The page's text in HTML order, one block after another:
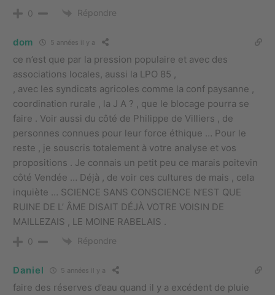
0 Répondre
dom 5 années il y a
ce n’est que par la pression populaire et avec des
associations locales, aussi la LPO 85 ,
, avec les syndicats agricoles comme la conf paysanne ,
coordination rurale , la J A ? , que le blocage pourra se
faire . Voir aussi du côté de Philippe de Villiers , de
personnes connues pour leur force éthique … Pour le
reste , je souscris totalement à votre analyse et vos
propositions . Je connais un petit peu ce marais poitevin
côté Vendée … Déjà , de voir ces cultures de mais , cela
inquiète … SCIENCE SANS CONSCIENCE N’EST QUE
RUINE DE L’ ÂME DISAIT DÉJÀ VOTRE VOISIN DE
MAILLEZAIS , LE MOINE RABELAIS .
0 Répondre
Daniel 5 années il y a
faire des réserves d’eau quand il y a excédent de pluie